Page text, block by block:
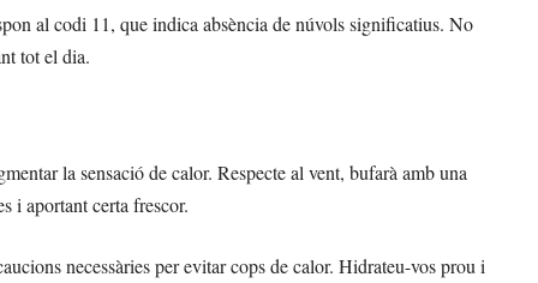
al codi 11, que indica absència de núvols significatius. No
tot el dia.
la sensació de calor. Respecte al vent, bufarà amb una
i aportant certa frescor.
necessàries per evitar cops de calor. Hidrateu-vos prou i